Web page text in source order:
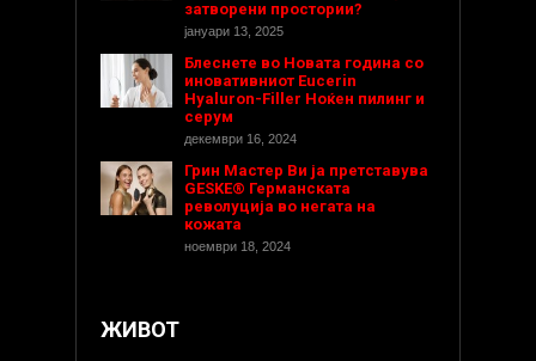
затворени простории?
јануари 13, 2025
Блеснете во Новата година со
иновативниот Eucerin
Hyaluron-Filler Ноќен пилинг и
серум
декември 16, 2024
Грин Мастер Ви ја претставува
GESKE® Германската
револуција во негата на
кожата
ноември 18, 2024
ЖИВОТ